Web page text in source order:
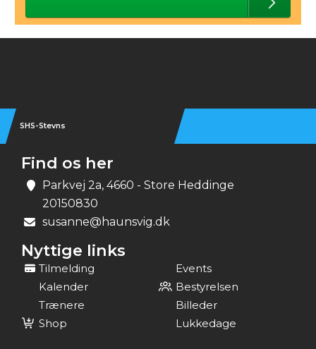
SHS-Stevns
Find os her
Parkvej 2a, 4660 - Store Heddinge
20150830
susanne@haunsvig.dk
Nyttige links
Tilmelding
Events
Kalender
Bestyrelsen
Trænere
Billeder
Shop
Lukkedage